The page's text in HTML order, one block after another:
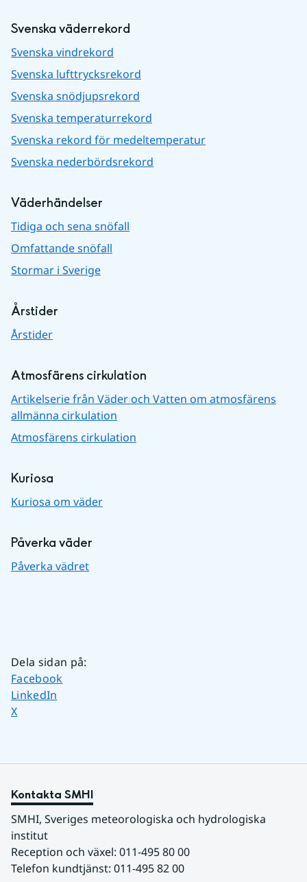
Svenska väderrekord
Svenska vindrekord
Svenska lufttrycksrekord
Svenska snödjupsrekord
Svenska temperaturrekord
Svenska rekord för medeltemperatur
Svenska nederbördsrekord
Väderhändelser
Tidiga och sena snöfall
Omfattande snöfall
Stormar i Sverige
Årstider
Årstider
Atmosfärens cirkulation
Artikelserie från Väder och Vatten om atmosfärens
allmänna cirkulation
Atmosfärens cirkulation
Kuriosa
Kuriosa om väder
Påverka väder
Påverka vädret
Dela sidan på:
Dela sidan på
Facebook
Dela sidan på
LinkedIn
Dela sidan på
X
Kontakta SMHI
SMHI, Sveriges meteorologiska och hydrologiska
institut
Reception och växel: 011-495 80 00
Telefon kundtjänst: 011-495 82 00